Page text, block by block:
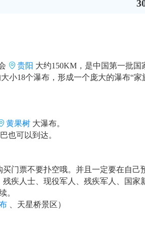
贵阳 大约150KM，是中国第一批国
小18个瀑布，形成一个庞大的瀑布“
黄果树 大瀑布。
也可以到达。
门票不要扑空哦。并且一定要在自己
疾人士、现役军人、残疾军人、国
。
、天星桥景区）